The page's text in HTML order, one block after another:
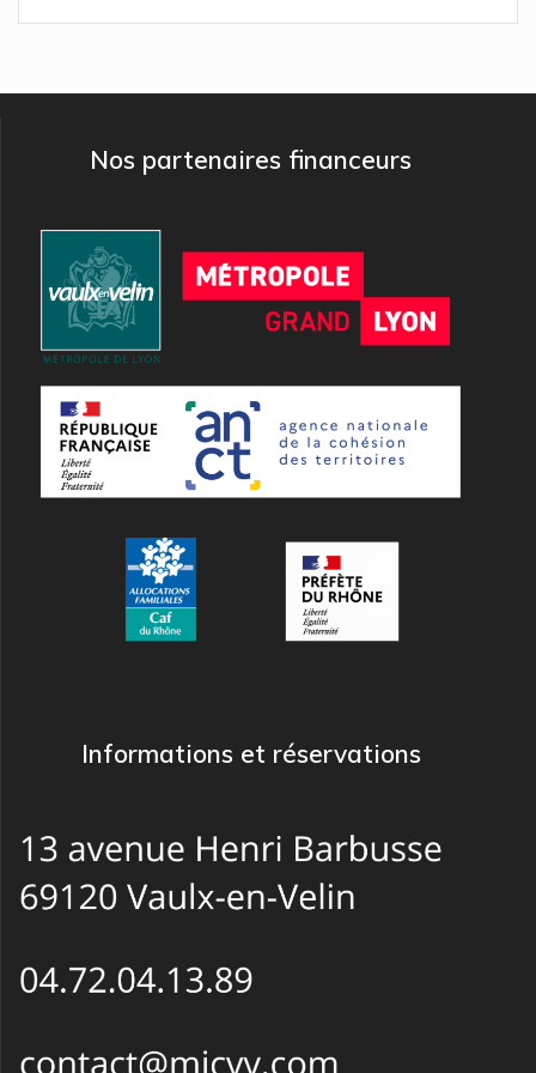
Nos partenaires financeurs
Informations et réservations